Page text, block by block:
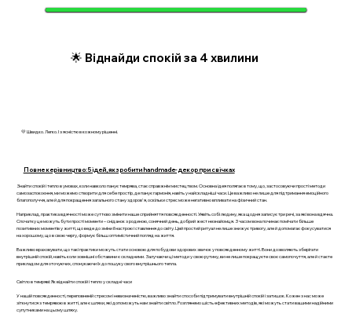
🌟 Віднайди спокій за 4 хвилини
💛 Швидко. Легко. І з ясністю в кожному рішенні.
Повне керівництво: 5 ідей, як зробити handmade-декор при свічках
Знайти спокій і тепло в умовах, коли навколо панує темрява, стає справжнім мистецтвом. Основна ідея полягає в тому, що, застосовуючи прості методи
самозаспокоєння, ми можемо створити для себе простір, де панує гармонія, навіть у найскладніші часи. Це важливо не лише для підтримання емоційного
благополуччя, але й для покращення загального стану здоров'я, оскільки стрес може негативно впливати на фізичний стан.
Наприклад, практика вдячності може суттєво змінити наше сприйняття повсякденності. Уявіть собі людину, яка щодня записує три речі, за які вона вдячна.
Спочатку це можуть бути прості моменти – сніданок з родиною, сонячний день, добрий жест незнайомця. З часом вона починає помічати більше
позитивних моментів у житті, що веде до зміни її настрою і ставлення до світу. Цей простий ритуал не лише знижує тривогу, але й допомагає фокусуватися
на хорошому, що в свою чергу, формує більш оптимістичний погляд на життя.
Важливо враховувати, що такі практики можуть стати основою для побудови здорових звичок у повсякденному житті. Вони дозволяють зберігати
внутрішній спокій, навіть коли зовнішні обставини є складними. Залучаючи ці методи у свою рутину, ви не лише покращуєте своє самопочуття, але й стаєте
прикладом для оточуючих, спонукаючи їх до пошуку свого внутрішнього тепла.
Світло в темряві: Як віднайти спокій і тепло у складні часи
У нашій повсякденності, переповненій стресом і невизначеністю, важливо знайти способи підтримувати внутрішній спокій і затишок. Кожен з нас може
зіткнутися з темрявою в житті, але є шляхи, які допоможуть нам знайти світло. Розглянемо шість ефективних методів, які можуть стати вашими надійними
супутниками на цьому шляху.